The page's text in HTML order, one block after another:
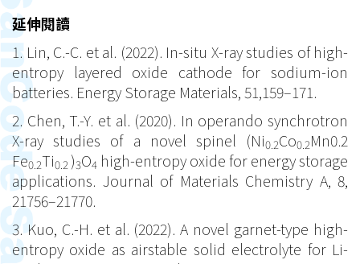
延伸閱讀
1. Lin, C.-C. et al. (2022). In-situ X-ray studies of high-
entropy layered oxide cathode for sodium-ion
batteries. Energy Storage Materials, 51,159–171.
2. Chen, T.-Y. et al. (2020). In operando synchrotron
X-ray studies of a novel spinel (Ni0.2Co0.2Mn0.2
Fe0.2Ti0.2)3O4 high-entropy oxide for energy storage
applications. Journal of Materials Chemistry A, 8,
21756–21770.
3. Kuo, C.-H. et al. (2022). A novel garnet-type high-
entropy oxide as airstable solid electrolyte for Li-